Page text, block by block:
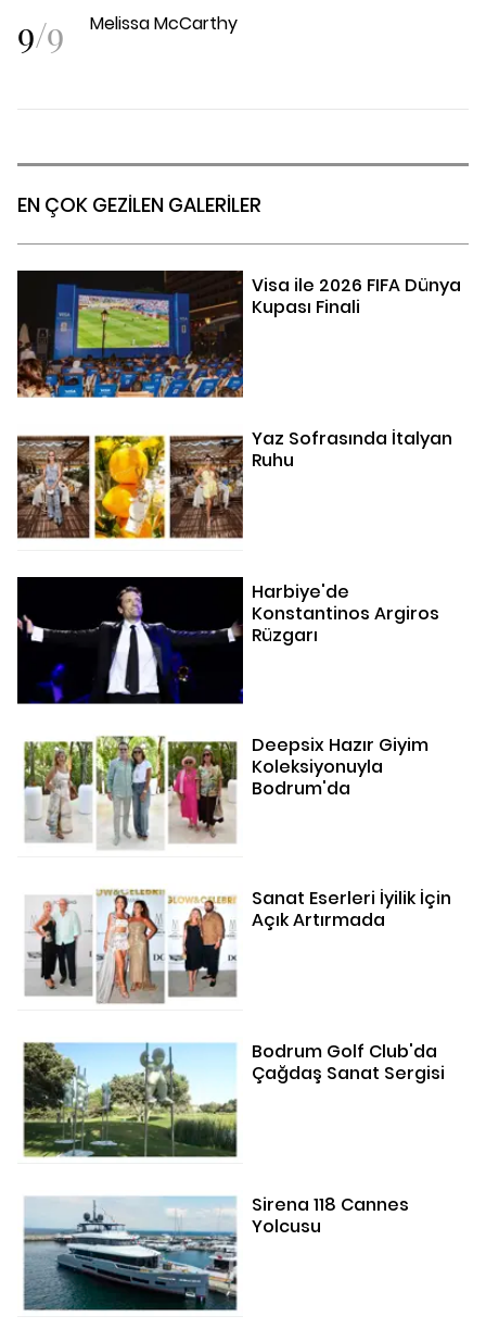
9/9 Melissa McCarthy
EN ÇOK GEZİLEN GALERİLER
Visa ile 2026 FIFA Dünya
Kupası Finali
Yaz Sofrasında İtalyan
Ruhu
Harbiye'de
Konstantinos Argiros
Rüzgarı
Deepsix Hazır Giyim
Koleksiyonuyla
Bodrum'da
Sanat Eserleri İyilik İçin
Açık Artırmada
Bodrum Golf Club'da
Çağdaş Sanat Sergisi
Sirena 118 Cannes
Yolcusu